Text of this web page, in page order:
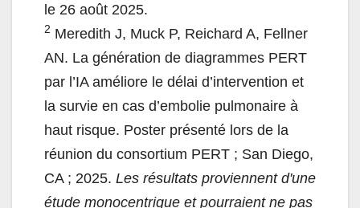
le 26 août 2025.
2 Meredith J, Muck P, Reichard A, Fellner
AN. La génération de diagrammes PERT
par l’IA améliore le délai d’intervention et
la survie en cas d’embolie pulmonaire à
haut risque. Poster présenté lors de la
réunion du consortium PERT ; San Diego,
CA ; 2025. Les résultats proviennent d'une
étude monocentrique et pourraient ne pas